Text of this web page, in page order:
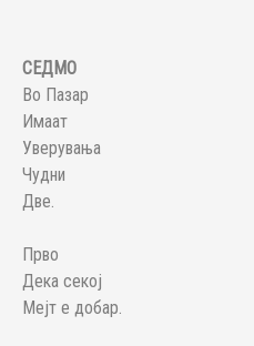
СЕДМО
Во Пазар
Имаат
Уверувања
Чудни
Две.
Прво
Дека секој
Мејт е добар.